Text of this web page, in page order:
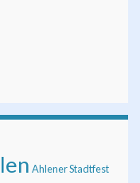
Ahlener Stadtfest